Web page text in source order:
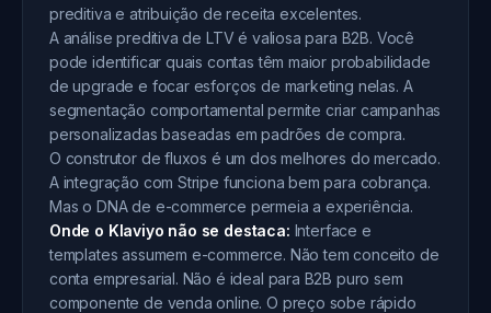
preditiva e atribuição de receita excelentes.
A análise preditiva de LTV é valiosa para B2B. Você
pode identificar quais contas têm maior probabilidade
de upgrade e focar esforços de marketing nelas. A
segmentação comportamental permite criar campanhas
personalizadas baseadas em padrões de compra.
O construtor de fluxos é um dos melhores do mercado.
A integração com Stripe funciona bem para cobrança.
Mas o DNA de e-commerce permeia a experiência.
Onde o Klaviyo não se destaca: Interface e
templates assumem e-commerce. Não tem conceito de
conta empresarial. Não é ideal para B2B puro sem
componente de venda online. O preço sobe rápido